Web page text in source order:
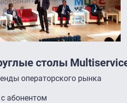
столы
операторского рынка
абонентом